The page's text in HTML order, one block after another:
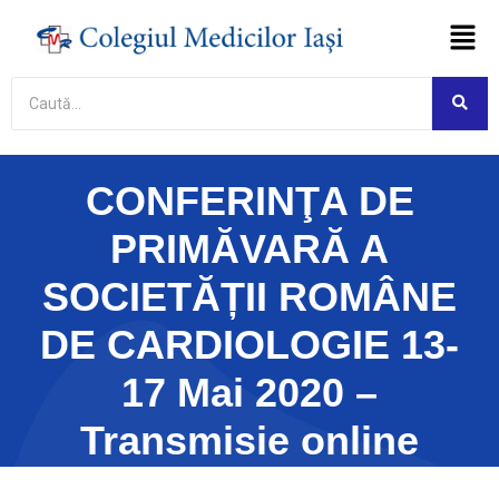
CONFERINŢA DE
PRIMĂVARĂ A
SOCIETĂȚII ROMÂNE
DE CARDIOLOGIE 13-
17 Mai 2020 –
Transmisie online
Asistent virtual
Etapă de testare
Acest asistent virtual se află în etapă de
testare. Fiind un sistem bazat pe
inteligență artificială, poate genera
ocazional răspunsuri incomplete sau
incorecte.
Am înțeles